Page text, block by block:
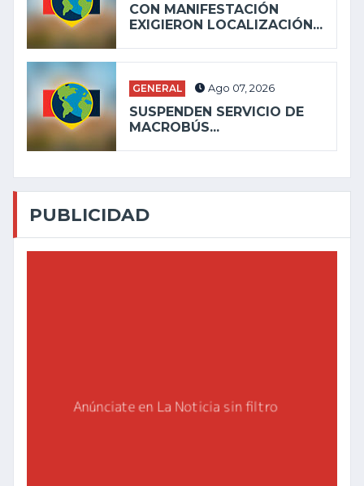
CON MANIFESTACIÓN
EXIGIERON LOCALIZACIÓN...
GENERAL Ago 07, 2026
SUSPENDEN SERVICIO DE
MACROBÚS...
PUBLICIDAD